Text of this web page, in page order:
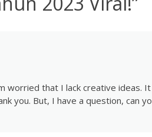
worried that I lack creative ideas.
you. But, I have a question, can